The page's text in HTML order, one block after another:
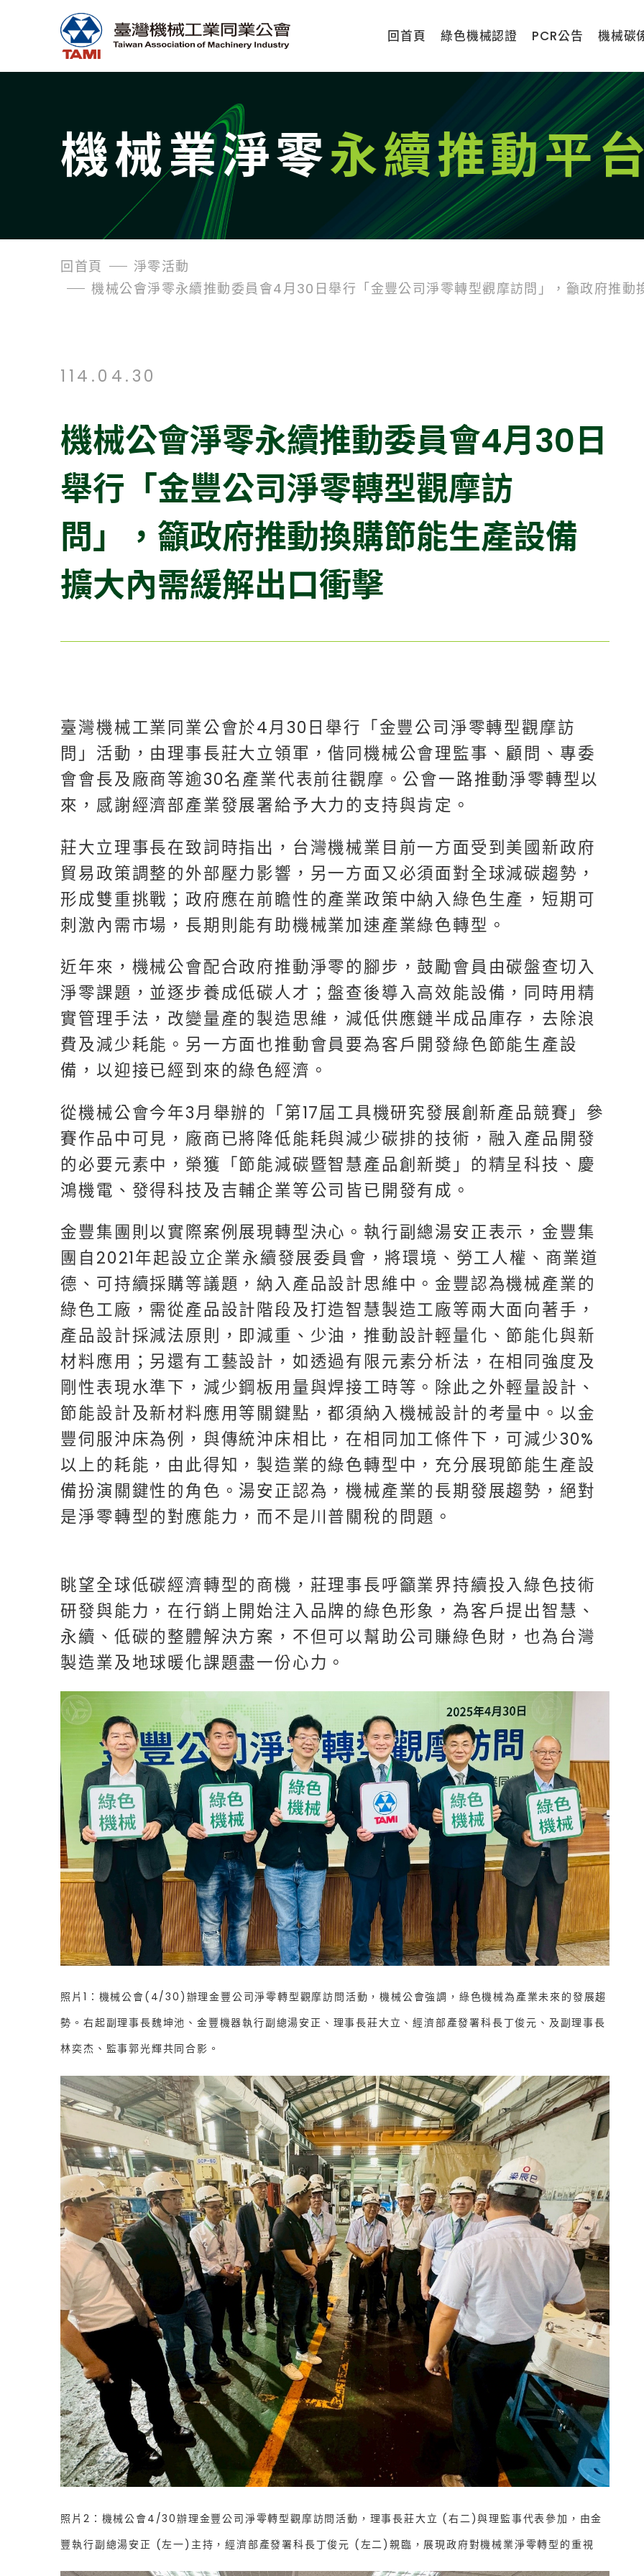
回首頁 綠色機械認證 PCR公告 機械碳
機械業淨零永續推動平
回首頁
淨零活動
機械公會淨零永續推動委員會4月30日舉行「金豐公司淨零轉型觀摩訪問」，籲政府推
114.04.30
機械公會淨零永續推動委員會4月30日
舉行「金豐公司淨零轉型觀摩訪
問」，籲政府推動換購節能生產設備
擴大內需緩解出口衝擊
臺灣機械工業同業公會於4月30日舉行「金豐公司淨零轉型觀摩訪
問」活動，由理事長莊大立領軍，偕同機械公會理監事、顧問、專委
會會長及廠商等逾30名產業代表前往觀摩。公會一路推動淨零轉型以
來，感謝經濟部產業發展署給予大力的支持與肯定。
莊大立理事長在致詞時指出，台灣機械業目前一方面受到美國新政府
貿易政策調整的外部壓力影響，另一方面又必須面對全球減碳趨勢，
形成雙重挑戰；政府應在前瞻性的產業政策中納入綠色生產，短期可
刺激內需市場，長期則能有助機械業加速產業綠色轉型。
近年來，機械公會配合政府推動淨零的腳步，鼓勵會員由碳盤查切入
淨零課題，並逐步養成低碳人才；盤查後導入高效能設備，同時用精
實管理手法，改變量產的製造思維，減低供應鏈半成品庫存，去除浪
費及減少耗能。另一方面也推動會員要為客戶開發綠色節能生產設
備，以迎接已經到來的綠色經濟。
從機械公會今年3月舉辦的「第17屆工具機研究發展創新產品競賽」參
賽作品中可見，廠商已將降低能耗與減少碳排的技術，融入產品開發
的必要元素中，榮獲「節能減碳暨智慧產品創新奬」的精呈科技、慶
鴻機電、發得科技及吉輔企業等公司皆已開發有成。
金豐集團則以實際案例展現轉型決心。執行副總湯安正表示，金豐集
團自2021年起設立企業永續發展委員會，將環境、勞工人權、商業道
德、可持續採購等議題，納入產品設計思維中。金豐認為機械產業的
綠色工廠，需從產品設計階段及打造智慧製造工廠等兩大面向著手，
產品設計採減法原則，即減重、少油，推動設計輕量化、節能化與新
材料應用；另還有工藝設計，如透過有限元素分析法，在相同強度及
剛性表現水準下，減少鋼板用量與焊接工時等。除此之外輕量設計、
節能設計及新材料應用等關鍵點，都須納入機械設計的考量中。以金
豐伺服沖床為例，與傳統沖床相比，在相同加工條件下，可減少30%
以上的耗能，由此得知，製造業的綠色轉型中，充分展現節能生產設
備扮演關鍵性的角色。湯安正認為，機械產業的長期發展趨勢，絕對
是淨零轉型的對應能力，而不是川普關稅的問題。
眺望全球低碳經濟轉型的商機，莊理事長呼籲業界持續投入綠色技術
研發與能力，在行銷上開始注入品牌的綠色形象，為客戶提出智慧、
永續、低碳的整體解決方案，不但可以幫助公司賺綠色財，也為台灣
製造業及地球暖化課題盡一份心力。
照片1：機械公會(4/30)辦理金豐公司淨零轉型觀摩訪問活動，機械公會強調，綠色機械為產業未來的發展趨
勢。右起副理事長魏坤池、金豐機器執行副總湯安正、理事長莊大立、經濟部產發署科長丁俊元、及副理事長
林奕杰、監事郭光輝共同合影。
照片2：機械公會4/30辦理金豐公司淨零轉型觀摩訪問活動，理事長莊大立 (右二)與理監事代表參加，由金
豐執行副總湯安正 (左一)主持，經濟部產發署科長丁俊元 (左二)親臨，展現政府對機械業淨零轉型的重視